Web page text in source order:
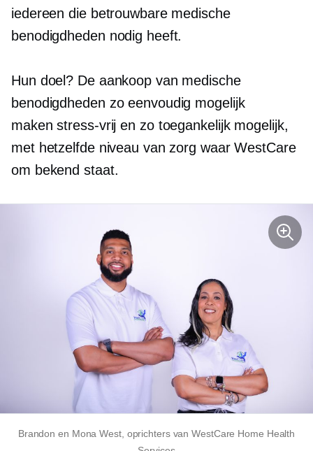
iedereen die betrouwbare medische
benodigdheden nodig heeft.
Hun doel? De aankoop van medische
benodigdheden zo eenvoudig mogelijk
makenstress-vrij en zo toegankelijk mogelijk,
met hetzelfde niveau van zorg waar WestCare
om bekend staat.
Brandon en Mona West, oprichters van WestCare Home Health